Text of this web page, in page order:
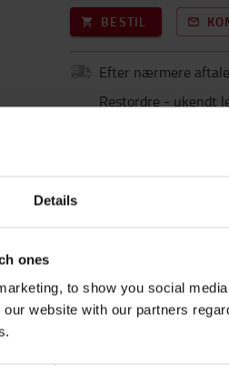
Details
ones
to show you social
website with our partners
BESTIL
Efter nærmere
Restordre - ukendt